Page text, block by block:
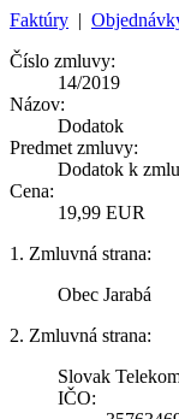
Faktúry |
Číslo zmluvy:
14/2019
Názov:
Dodatok
Predmet zmluvy:
Dodatok k
Cena:
19,99 EUR
1. Zmluvná strana:
Obec Jarabá
2. Zmluvná strana:
Slovak
IČO: